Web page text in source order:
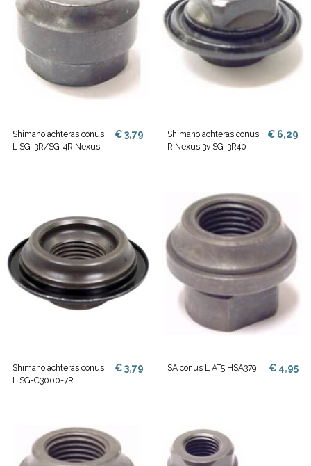
Shimano achteras conus
L SG-3R/SG-4R Nexus
€ 3,79
Shimano achteras conus
R Nexus 3v SG-3R40
€ 6,29
Shimano achteras conus
L SG-C3000-7R
€ 3,79 SA conus L AT5 HSA379 € 4,95